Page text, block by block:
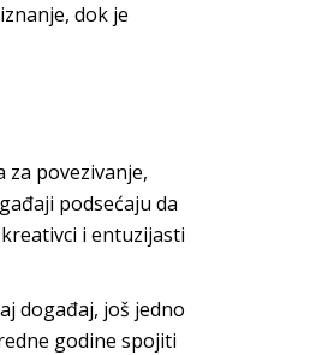
dok je
za povezivanje,
podsećaju da
i entuzijasti
događaj, još jedno
godine spojiti